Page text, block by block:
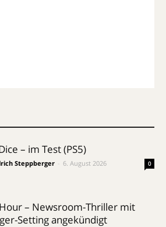
– im Test (PS5)
Steppberger 6. August 2026 0
– Newsroom-Thriller mit
Setting angekündigt